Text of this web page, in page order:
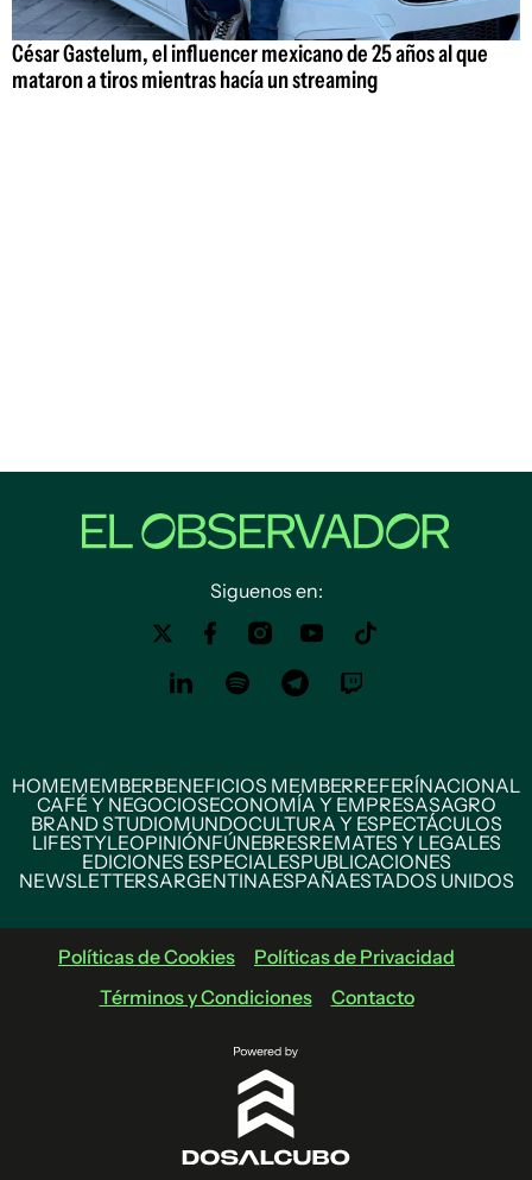
César Gastelum, el influencer mexicano de 25 años al que
mataron a tiros mientras hacía un streaming
Siguenos en:
HOMEMEMBERBENEFICIOS MEMBERREFERÍNACIONAL
CAFÉ Y NEGOCIOSECONOMÍA Y EMPRESASAGRO
BRAND STUDIOMUNDOCULTURA Y ESPECTÁCULOS
LIFESTYLEOPINIÓNFÚNEBRESREMATES Y LEGALES
EDICIONES ESPECIALESPUBLICACIONES
NEWSLETTERSARGENTINAESPAÑAESTADOS UNIDOS
Políticas de Cookies
Políticas de Privacidad
Términos y Condiciones
Contacto